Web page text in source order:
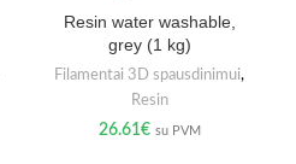
Resin water washable,
grey (1 kg)
Filamentai 3D spausdinimui,
Resin
26.61€ su PVM